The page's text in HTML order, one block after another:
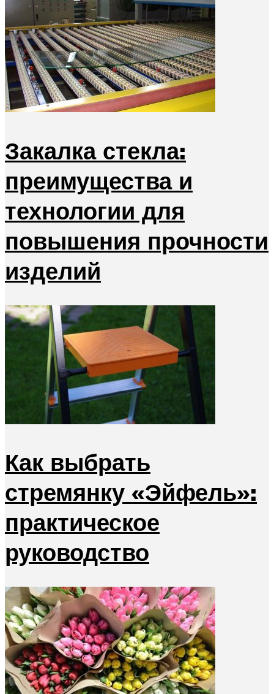
Закалка стекла:
преимущества и
технологии для
повышения прочности
изделий
Как выбрать
стремянку «Эйфель»:
практическое
руководство